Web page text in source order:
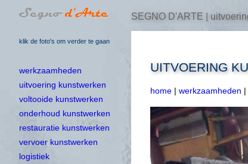
klik de foto's om verder te gaan
SEGNO D'ARTE |
werkzaamheden
uitvoering kunstwerken
voltooide kunstwerken
onderhoud kunstwerken
restauratie kunstwerken
vervoer kunstwerken
logistiek
UITVOERING
home | werkzaamheden |